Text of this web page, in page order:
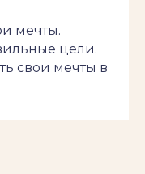
мечты.
цели.
свои мечты в